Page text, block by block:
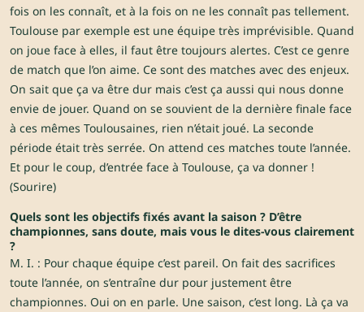
fois on les connaît, et à la fois on ne les connaît pas tellement.
Toulouse par exemple est une équipe très imprévisible. Quand
on joue face à elles, il faut être toujours alertes. C’est ce genre
de match que l’on aime. Ce sont des matches avec des enjeux.
On sait que ça va être dur mais c’est ça aussi qui nous donne
envie de jouer. Quand on se souvient de la dernière finale face
à ces mêmes Toulousaines, rien n’était joué. La seconde
période était très serrée. On attend ces matches toute l’année.
Et pour le coup, d’entrée face à Toulouse, ça va donner !
(Sourire)
Quels sont les objectifs fixés avant la saison ? D’être
championnes, sans doute, mais vous le dites-vous clairement
?
M. I. : Pour chaque équipe c’est pareil. On fait des sacrifices
toute l’année, on s’entraîne dur pour justement être
championnes. Oui on en parle. Une saison, c’est long. Là ça va